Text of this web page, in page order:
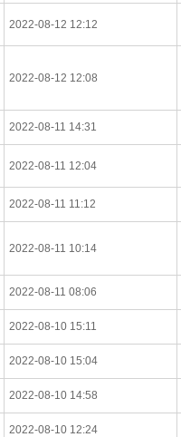
2022-08-12 12:12
2022-08-12 12:08
2022-08-11 14:31
2022-08-11 12:04
2022-08-11 11:12
2022-08-11 10:14
2022-08-11 08:06
2022-08-10 15:11
2022-08-10 15:04
2022-08-10 14:58
2022-08-10 12:24